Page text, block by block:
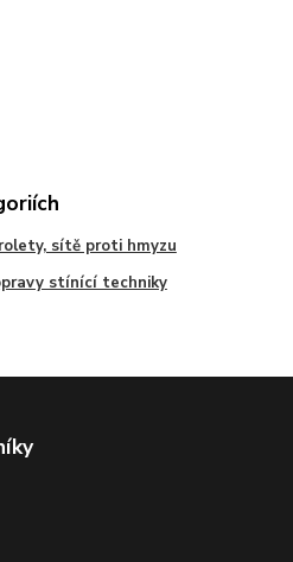
sítě proti hmyzu
stínící techniky